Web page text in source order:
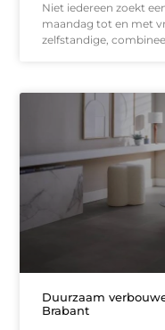
Niet iedereen zoekt
maandag tot en met
zelfstandige,
Duurzaam
Brabant